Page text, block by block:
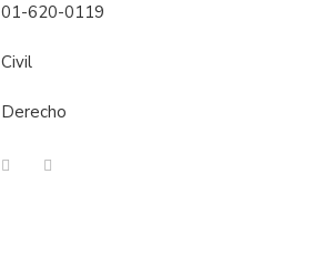
01-620-0119
civil
derecho